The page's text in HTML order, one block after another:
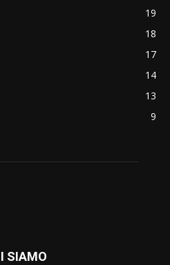
19
18
17
14
13
9
SIAMO